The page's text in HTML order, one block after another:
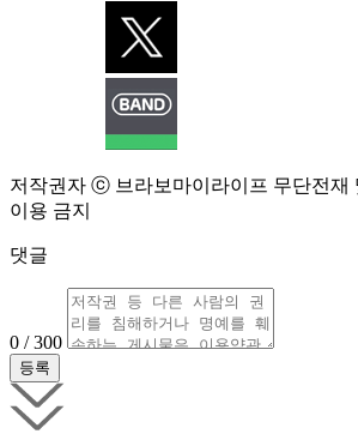
저작권자 ⓒ 브라보마이라이프 무단전재
이용 금지
댓글
0 / 300